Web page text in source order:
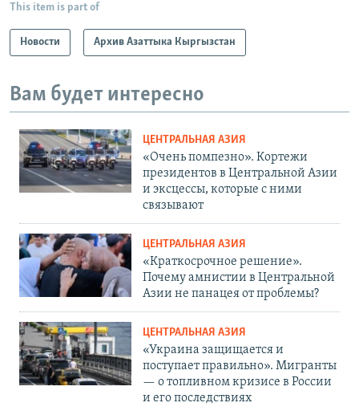
This item is part of
Новости Архив Азаттыка Кыргызстан
Вам будет интересно
ЦЕНТРАЛЬНАЯ АЗИЯ
«Очень помпезно». Кортежи
президентов в Центральной Азии
и эксцессы, которые с ними
связывают
ЦЕНТРАЛЬНАЯ АЗИЯ
«Краткосрочное решение».
Почему амнистии в Центральной
Азии не панацея от проблемы?
ЦЕНТРАЛЬНАЯ АЗИЯ
«Украина защищается и
поступает правильно». Мигранты
— о топливном кризисе в России
и его последствиях